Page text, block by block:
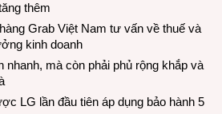
thêm
Grab Việt Nam tư vấn về thuế và
kinh doanh
nhanh, mà còn phải phủ rộng khắp và
LG lần đầu tiên áp dụng bảo hành 5